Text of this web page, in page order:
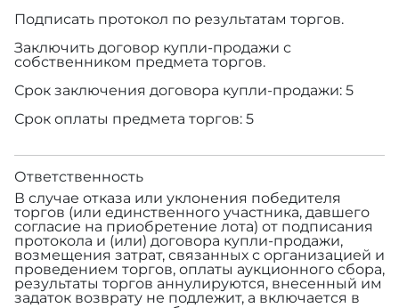
Подписать протокол по результатам торгов.
Заключить договор купли-продажи с
собственником предмета торгов.
Срок заключения договора купли-продажи: 5
Срок оплаты предмета торгов: 5
Ответственность
В случае отказа или уклонения победителя
торгов (или единственного участника, давшего
согласие на приобретение лота) от подписания
протокола и (или) договора купли-продажи,
возмещения затрат, связанных с организацией и
проведением торгов, оплаты аукционного сбора,
результаты торгов аннулируются, внесенный им
задаток возврату не подлежит, а включается в